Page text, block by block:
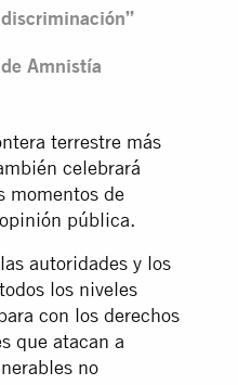
Amnistía
terrestre más
celebrará
momentos de
pública.
autoridades y los
los niveles
con los derechos
que atacan a
no